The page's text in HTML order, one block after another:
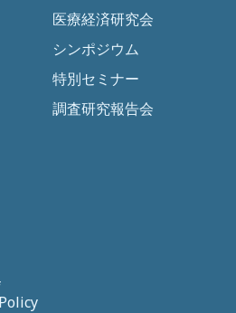
医療経済研究会
シンポジウム
特別セミナー
調査研究報告会